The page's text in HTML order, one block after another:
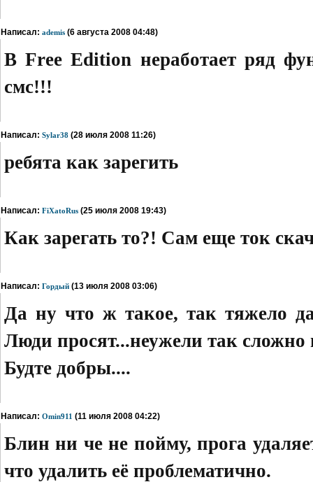
Написал: ademis (6 августа 2008 04:48)
В Free Edition неработает ряд
смс!!!
Написал: Sylar38 (28 июля 2008 11:26)
ребята как зарегить
Написал: FiXatoRus (25 июля 2008 19:43)
Как зарегать то?! Сам еще ток
Написал: Гордый (13 июля 2008 03:06)
Да ну что ж такое, так тяжело
Люди просят...неужели так сложно
Будте добры....
Написал: Omin911 (11 июля 2008 04:22)
Блин ни че не пойму, прога
что удалить её проблематично.